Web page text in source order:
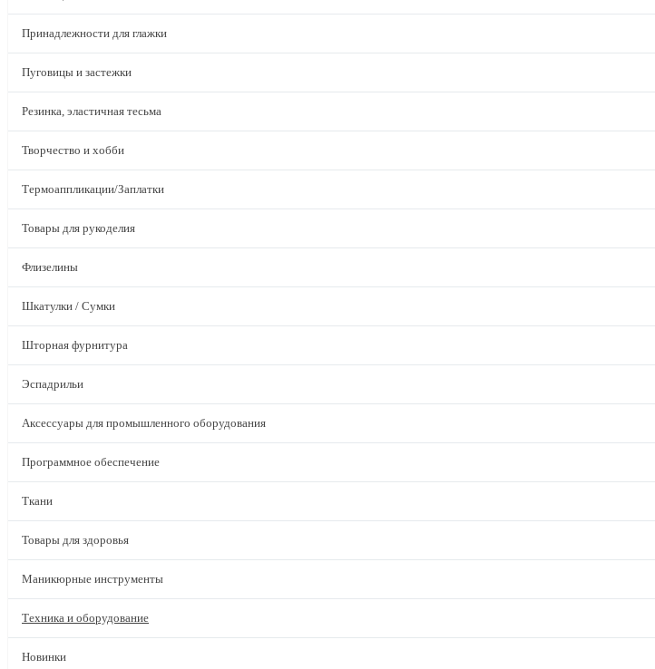
Принадлежности для глажки
Пуговицы и застежки
Резинка, эластичная тесьма
Творчество и хобби
Термоаппликации/Заплатки
Товары для рукоделия
Флизелины
Шкатулки / Сумки
Шторная фурнитура
Эспадрильи
Аксессуары для промышленного оборудования
Программное обеспечение
Ткани
Товары для здоровья
Маникюрные инструменты
Техника и оборудование
Новинки